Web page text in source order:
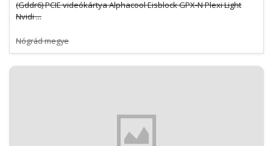
(Gddr6) PCIE videókártya Alphacool Eisblock GPX-N Plexi Light
Nvidi ...
Nógrád megye